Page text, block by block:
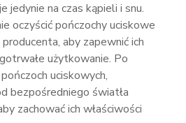
jedynie na czas kąpieli i snu.
oczyścić pończochy uciskowe
aby zapewnić ich
użytkowanie. Po
uciskowych,
bezpośredniego światła
zachować ich właściwości